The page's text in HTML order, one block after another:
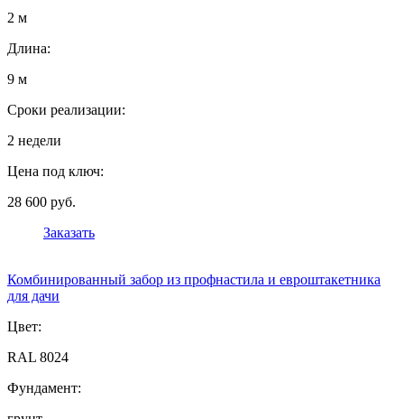
2 м
Длина:
9 м
Сроки реализации:
2 недели
Цена под ключ:
28 600 руб.
Заказать
Комбинированный забор из профнастила и евроштакетника
для дачи
Цвет:
RAL 8024
Фундамент: